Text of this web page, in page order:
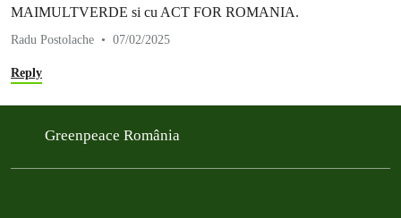
MAIMULTVERDE si cu ACT FOR ROMANIA.
Radu Postolache 07/02/2025
Reply
Greenpeace România